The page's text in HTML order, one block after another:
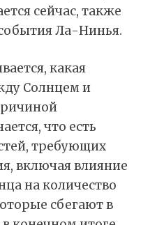
сейчас, также
Ла-Нинья.
какая
Солнцем и
что есть
требующих
включая влияние
на количество
сбегают в